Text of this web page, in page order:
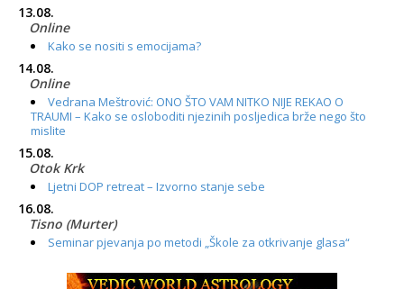
13.08.
Online
Kako se nositi s emocijama?
14.08.
Online
Vedrana Meštrović: ONO ŠTO VAM NITKO NIJE REKAO O
TRAUMI – Kako se osloboditi njezinih posljedica brže nego što
mislite
15.08.
Otok Krk
Ljetni DOP retreat – Izvorno stanje sebe
16.08.
Tisno (Murter)
Seminar pjevanja po metodi „Škole za otkrivanje glasa“
Online